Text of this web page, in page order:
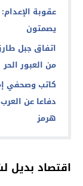
عقوبة
يصمتون
اتفاق جبل
من العبور الحر
كاتب وصحفي
دفاعا عن
هرمز
اقتصاد بديل